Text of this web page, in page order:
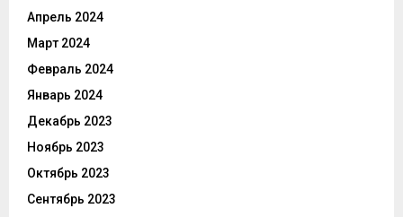
Апрель 2024
Март 2024
Февраль 2024
Январь 2024
Декабрь 2023
Ноябрь 2023
Октябрь 2023
Сентябрь 2023